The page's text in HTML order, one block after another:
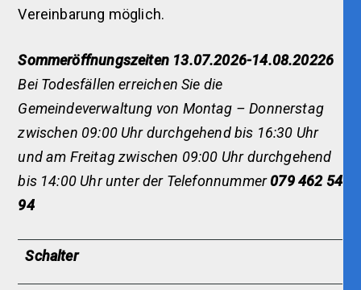
Vereinbarung möglich.
Sommeröffnungszeiten 13.07.2026-14.08.20226
Bei Todesfällen erreichen Sie die
Gemeindeverwaltung von Montag – Donnerstag
zwischen 09:00 Uhr durchgehend bis 16:30 Uhr
und am Freitag zwischen 09:00 Uhr durchgehend
bis 14:00 Uhr unter der Telefonnummer079 462 54
94
Schalter